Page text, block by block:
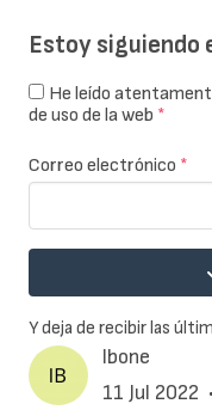
Ibone
11 Jul 2022
Estoy siguiendo
He leído
de uso de la web *
Correo electrónico *
Y deja de recibir las